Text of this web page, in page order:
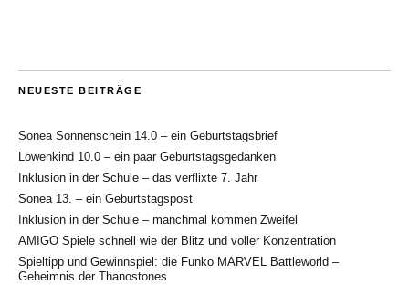
NEUESTE BEITRÄGE
Sonea Sonnenschein 14.0 – ein Geburtstagsbrief
Löwenkind 10.0 – ein paar Geburtstagsgedanken
Inklusion in der Schule – das verflixte 7. Jahr
Sonea 13. – ein Geburtstagspost
Inklusion in der Schule – manchmal kommen Zweifel
AMIGO Spiele schnell wie der Blitz und voller Konzentration
Spieltipp und Gewinnspiel: die Funko MARVEL Battleworld –
Geheimnis der Thanostones